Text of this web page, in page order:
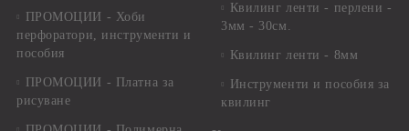
ПРОМОЦИИ - Хоби
перфоратори, инструменти и
пособия
ПРОМОЦИИ - Платна за
рисуване
Квилинг ленти - перлени -
3мм - 30см.
Квилинг ленти - 8мм
Инструменти и пособия за
квилинг